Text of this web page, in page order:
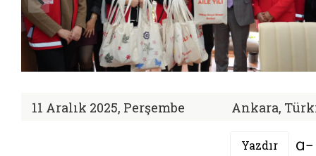
11 Aralık 2025, Perşembe Ankara,
Yazdır